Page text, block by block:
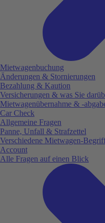
Mietwagenbuchung
Änderungen & Stornierungen
Bezahlung & Kaution
Versicherungen & was Sie
Mietwagenübernahme & -
Car Check
Allgemeine Fragen
Panne, Unfall & Strafzettel
Verschiedene Mietwagen-
Account
Alle Fragen auf einen Blick